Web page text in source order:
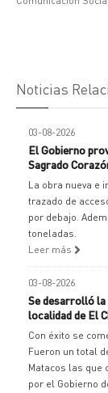
Noticias
03-08-2026
El Gobierno
Sagrado
La obra nueva e
trazado de
por debajo.
toneladas.
Leer más
03-08-2026
Se desarrolló la
localidad de El
Con éxito se
Fueron un total
Matacos las que
por el Gobierno